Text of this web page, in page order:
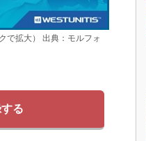
で拡大） 出典：モルフォ
る